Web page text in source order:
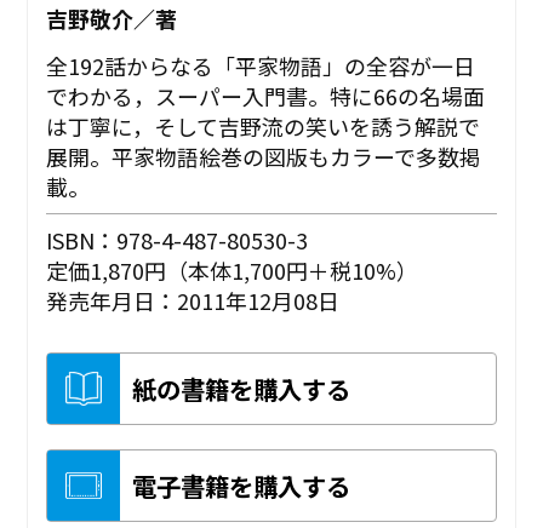
吉野敬介／著
全192話からなる「平家物語」の全容が一日
でわかる，スーパー入門書。特に66の名場面
は丁寧に，そして吉野流の笑いを誘う解説で
展開。平家物語絵巻の図版もカラーで多数掲
載。
ISBN：978-4-487-80530-3
定価1,870円（本体1,700円＋税10%）
発売年月日：2011年12月08日
紙の書籍を購入する
電子書籍を購入する